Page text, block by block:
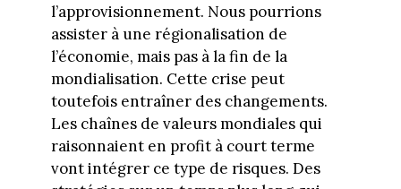
l’approvisionnement. Nous pourrions
assister à une régionalisation de
l’économie, mais pas à la fin de la
mondialisation. Cette crise peut
toutefois entraîner des changements.
Les chaînes de valeurs mondiales qui
raisonnaient en profit à court terme
vont intégrer ce type de risques. Des